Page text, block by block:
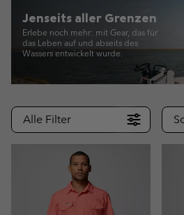
SEARCH
Jenseits aller Grenzen
Erlebe noch mehr: mit Gear, das für
das Leben auf und abseits des
Wassers entwickelt wurde.
Alle Filter